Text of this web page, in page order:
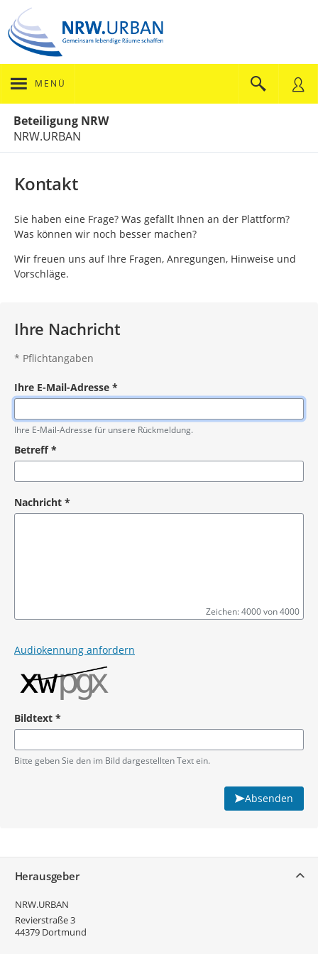
MENÜ
Beteiligung NRW
NRW.URBAN
Kontakt
Sie haben eine Frage? Was gefällt Ihnen an der Plattform?
Was können wir noch besser machen?
Wir freuen uns auf Ihre Fragen, Anregungen, Hinweise und
Vorschläge.
Ihre Nachricht
* Pflichtangaben
Ihre E-Mail-Adresse *
Pflichtangabe
Ihre E-Mail-Adresse für unsere Rückmeldung.
Betreff*
Nachricht *
Zeichen: 4000 von 4000
Audiokennung anfordern
Bildtext *
Pflichtangabe
Bitte geben Sie den im Bild dargestellten Text ein.
Absenden
Herausgeber
NRW.URBAN
Revierstraße 3
44379 Dortmund